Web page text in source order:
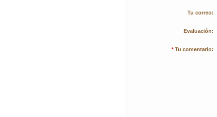
Tu correo:
Evaluación:
* Tu comentario: